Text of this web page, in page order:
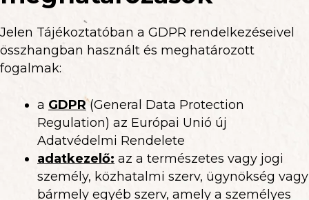
Jelen Tájékoztatóban a GDPR rendelkezéseivel
összhangban használt és meghatározott
fogalmak:
a GDPR (General Data Protection
Regulation) az Európai Unió új
Adatvédelmi Rendelete
adatkezelő: az a természetes vagy jogi
személy, közhatalmi szerv, ügynökség vagy
bármely egyéb szerv, amely a személyes